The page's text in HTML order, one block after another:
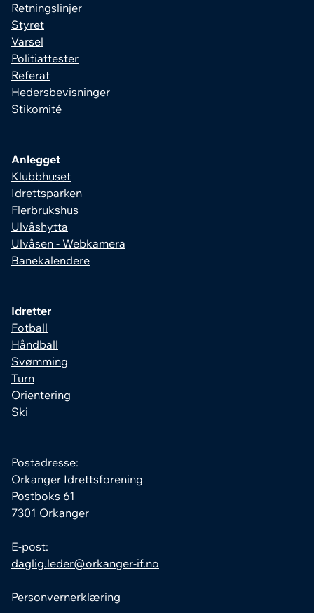
Retningslinjer
Styret
Varsel
Politiattester
Referat
Hedersbevisninger
Stikomité
Anlegget
Klubbhuset
Idrettsparken
Flerbrukshus
Ulvåshytta
Ulvåsen - Webkamera
Banekalendere
Idretter
Fotball
Håndball
Svømming
Turn
Orientering
Ski
Postadresse:
Orkanger Idrettsforening
Postboks 61
7301 Orkanger
E-post:
daglig.leder@orkanger-if.no
Personvernerklæring